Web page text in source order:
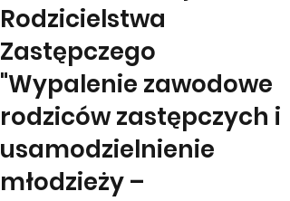
Rodzicielstwa
Zastępczego
"Wypalenie zawodowe
rodziców zastępczych i
usamodzielnienie
młodzieży –